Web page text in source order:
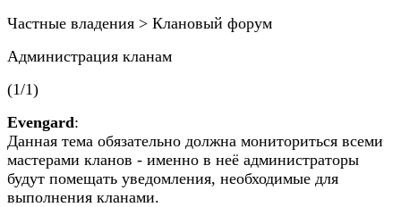
Частные владения > Клановый форум
Администрация кланам
(1/1)
Evengard:
Данная тема обязательно должна мониториться всеми
мастерами кланов - именно в неё администраторы
будут помещать уведомления, необходимые для
выполнения кланами.